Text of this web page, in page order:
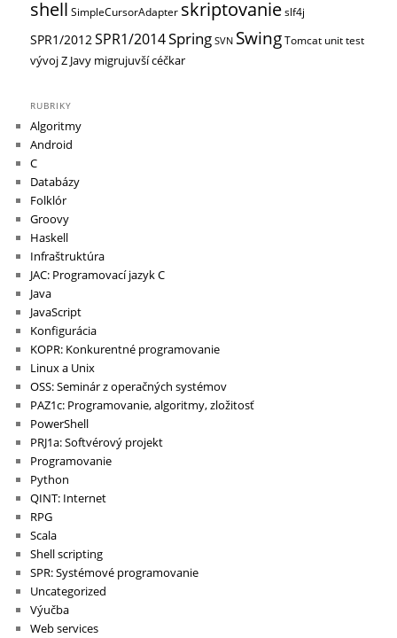
shell SimpleCursorAdapter skriptovanieslf4j
SPR1/2012SPR1/2014Spring SVN SwingTomcat unit test
vývojZ Javy migrujuvší céčkar
RUBRIKY
Algoritmy
Android
C
Databázy
Folklór
Groovy
Haskell
Infraštruktúra
JAC: Programovací jazyk C
Java
JavaScript
Konfigurácia
KOPR: Konkurentné programovanie
Linux a Unix
OSS: Seminár z operačných systémov
PAZ1c: Programovanie, algoritmy, zložitosť
PowerShell
PRJ1a: Softvérový projekt
Programovanie
Python
QINT: Internet
RPG
Scala
Shell scripting
SPR: Systémové programovanie
Uncategorized
Výučba
Web services